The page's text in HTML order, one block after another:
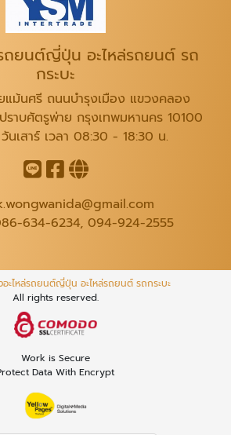
ถยนต์ญี่ปุ่น อะไหล่รถยนต์ รถ
กระบะ
แม้นศรี ถนนบำรุงเมือง แขวงคลอง
ราบศัตรูพ่าย กรุงเทพมหานคร 10100
นเสาร์ เวลา 08:30 - 18:30 น.
634-6234, 094-924-2555
อะไหล่รถยนต์ญี่ปุ่น อะไหล่รถยนต์ รถกระบะ
All rights reserved.
Work is Secure
Data With Encrypt